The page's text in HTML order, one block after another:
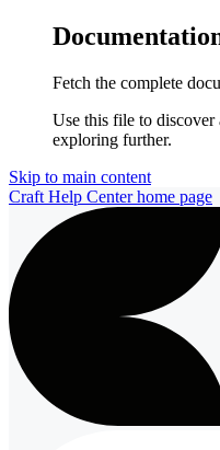
Fetch the complete
Use this file to discover
exploring further.
Skip to main content
Craft Help Centerhome page